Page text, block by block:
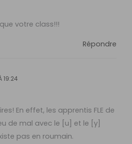
votre class!!!
Répondre
19:24
En effet, les apprentis FLE de
de mal avec le [u] et le [y]
pas en roumain.